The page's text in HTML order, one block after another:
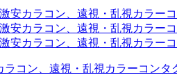
カラコン、遠視・乱視カラー
カラコン、遠視・乱視カラー
カラコン、遠視・乱視カラー
コン、遠視・乱視カラーコンタ